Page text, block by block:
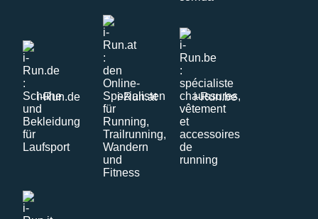
i-Run.de i-Run.at i-Run.be